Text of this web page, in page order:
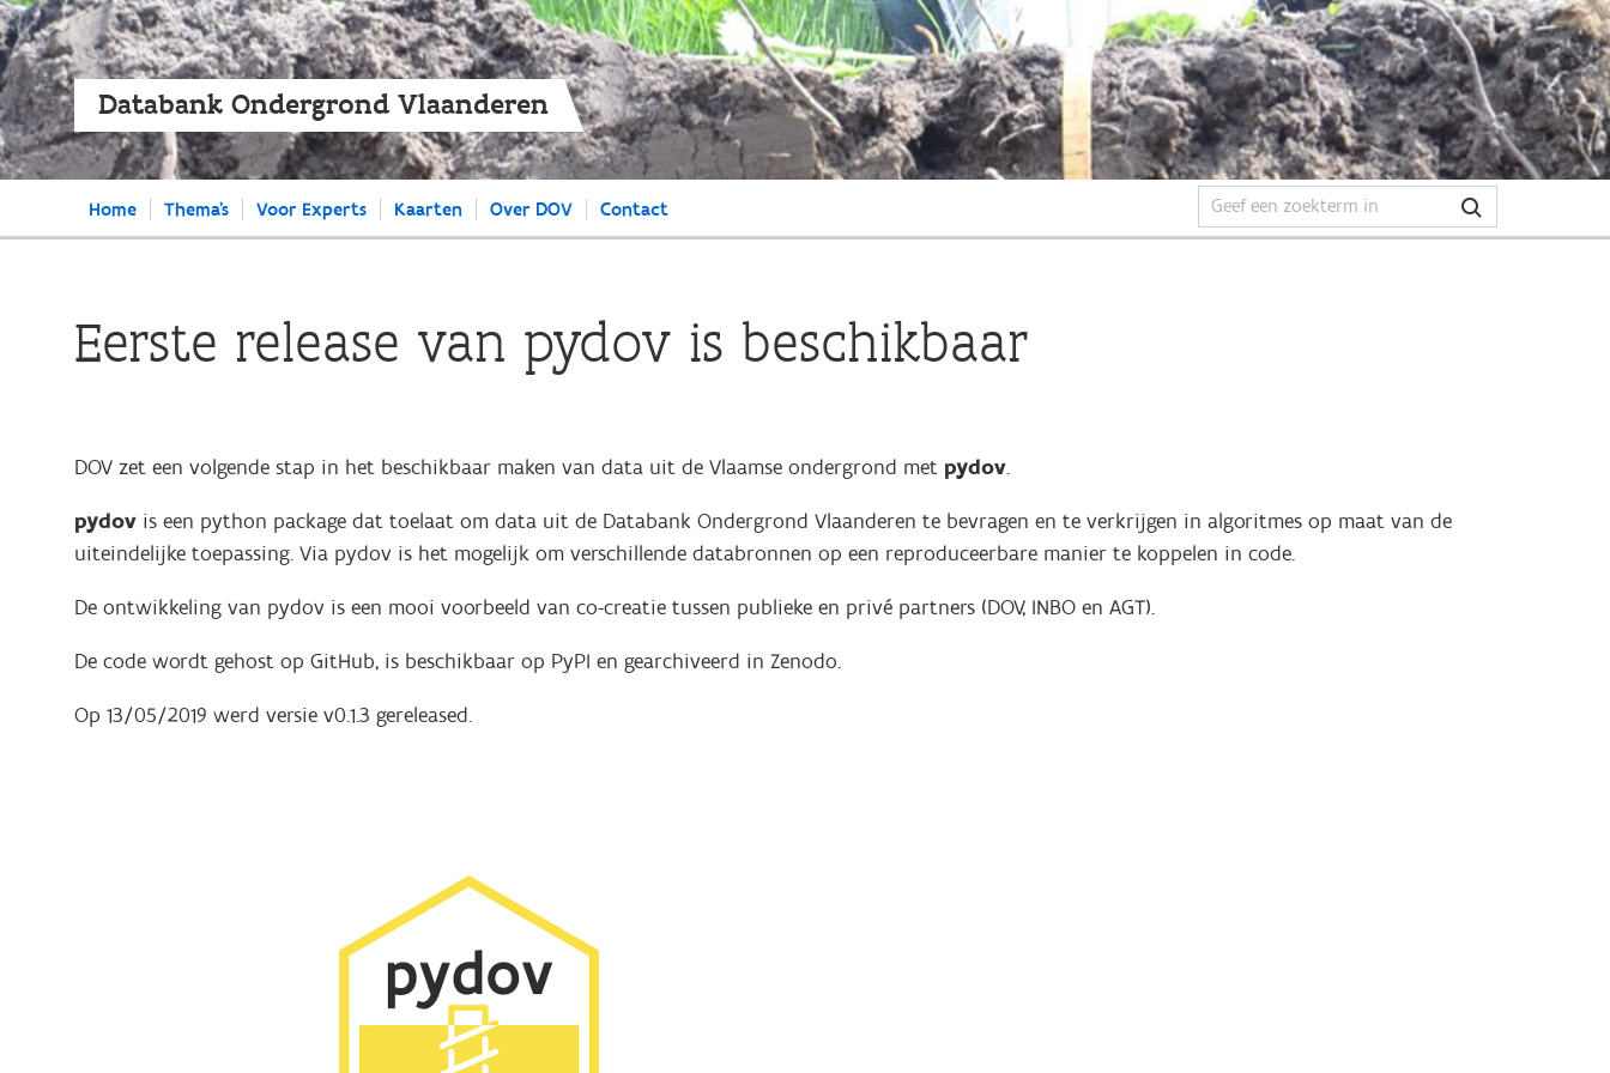
Overslaan
en
naar
de
algemene
inhoud
gaan
Databank Ondergrond Vlaanderen
Home Thema's Voor Experts Kaarten Over DOV Contact
Eerste release van pydov is beschikbaar
DOV zet een volgende stap in het beschikbaar maken van data uit de Vlaamse ondergrond met pydov.
pydov is een python package dat toelaat om data uit de Databank Ondergrond Vlaanderen te bevragen en te verkrijgen in algoritmes op maat van de
uiteindelijke toepassing. Via pydov is het mogelijk om verschillende databronnen op een reproduceerbare manier te koppelen in code.
De ontwikkeling van pydov is een mooi voorbeeld van co-creatie tussen publieke en privé partners (DOV, INBO en AGT).
De code wordt gehost op GitHub, is beschikbaar op PyPI en gearchiveerd in Zenodo.
Op 13/05/2019 werd versie v0.1.3 gereleased.